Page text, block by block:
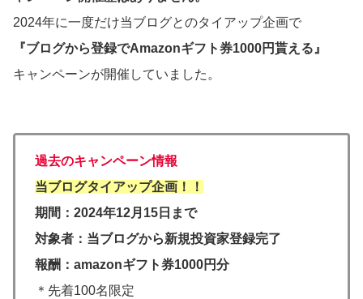
2024年に一度だけ当ブログとのタイアップ企画で
『ブログから登録でAmazonギフト券1000円貰える』
キャンペーンが開催していました。
過去のキャンペーン情報
当ブログタイアップ企画！！
期間：2024年12月15日まで
対象者：当ブログから新規投資家登録完了
報酬：amazonギフト券1000円分
＊先着100名限定